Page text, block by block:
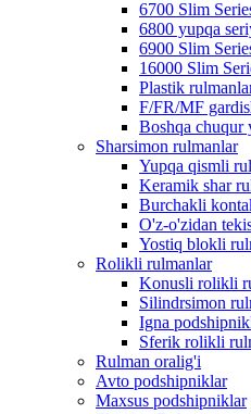
6700 Slim
6800 yupqa
6900 Slim
16000 Slim
Plastik
F/FR/MF
Boshqa chuqur
Sharsimon rulmanlar
Yupqa qismli
Keramik shar
Burchakli
O'z-o'zidan
Yostiq blokli
Rolikli rulmanlar
Konusli rolikli
Silindrsimon
Igna
Sferik rolikli
Rulman oralig'i
Avto podshipniklar
Maxsus podshipniklar